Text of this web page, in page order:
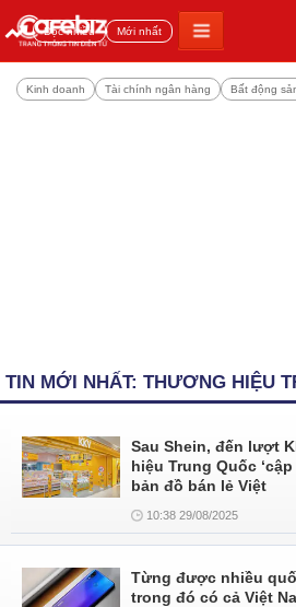
Đọc nhiều Mới nhất
Kinh doanh Tài chính ngân hàng Bất động
TIN MỚI NHẤT: THƯƠNG HIỆU
Sau Shein, đến lượt
hiệu Trung Quốc ‘cập
bản đồ bán lẻ Việt
10:38 29/08/2025
Từng được nhiều
trong đó có cả Việt